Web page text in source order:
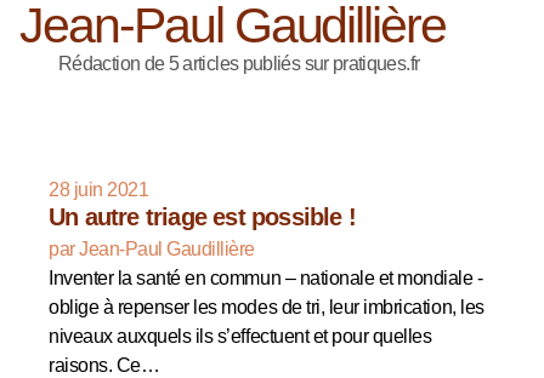
Jean-Paul Gaudillière
Rédaction de 5 articles publiés sur pratiques.fr
28 juin 2021
Un autre triage est possible !
par Jean-Paul Gaudillière
Inventer la santé en commun – nationale et mondiale -
oblige à repenser les modes de tri, leur imbrication, les
niveaux auxquels ils s’effectuent et pour quelles
raisons. Ce…